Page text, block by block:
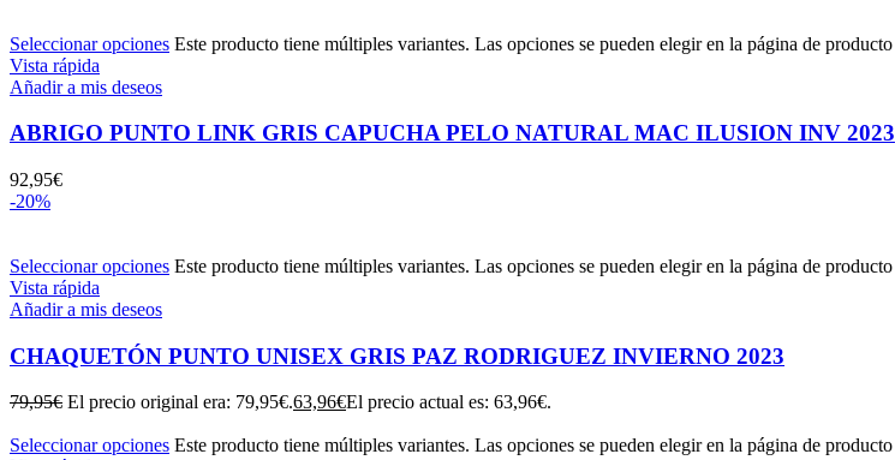
Seleccionar opciones Este producto tiene múltiples variantes. Las opciones se pueden elegir en la página de producto
Vista rápida
Añadir a mis deseos
ABRIGO PUNTO LINK GRIS CAPUCHA PELO NATURAL MAC ILUSION INV 2023
92,95€
-20%
Seleccionar opciones Este producto tiene múltiples variantes. Las opciones se pueden elegir en la página de producto
Vista rápida
Añadir a mis deseos
CHAQUETÓN PUNTO UNISEX GRIS PAZ RODRIGUEZ INVIERNO 2023
79,95€ El precio original era: 79,95€.63,96€El precio actual es: 63,96€.
Seleccionar opciones Este producto tiene múltiples variantes. Las opciones se pueden elegir en la página de producto